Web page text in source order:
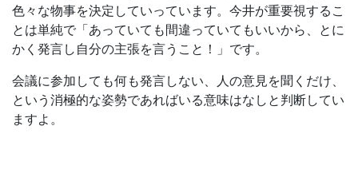
色々な物事を決定していっています。今井が重要視するこ
とは単純で「あっていても間違っていてもいいから、とに
かく発言し自分の主張を言うこと！」です。
会議に参加しても何も発言しない、人の意見を聞くだけ、
という消極的な姿勢であればいる意味はなしと判断してい
ますよ。